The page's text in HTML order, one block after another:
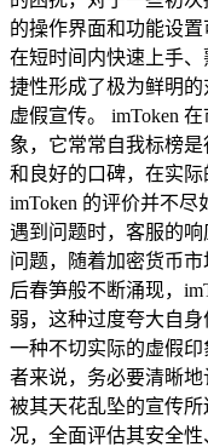
的操作界面和功能设
在短时间内快速上手
捷性形成了极为鲜明
虚假宣传。 imToken
象，它常常自我标榜
和良好的口碑，在实
imToken 的评价并不
遇到问题时，客服的
问题，随着加密货币
后春笋般不断涌现，
弱，这种过度夸大自
一种不切实际的虚假
者来说，务必要清晰地
被其天花乱坠的宣传
况，全面评估其安全